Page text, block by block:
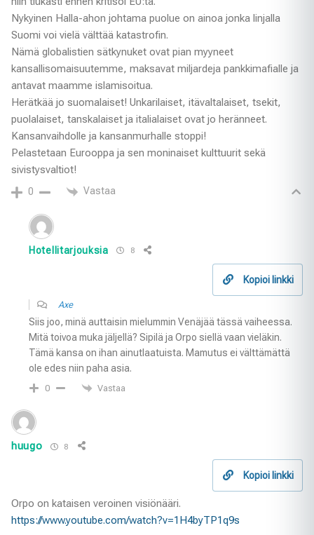
Nykyinen Halla-ahon johtama puolue on ainoa jonka linjalla
Suomi voi vielä välttää katastrofin.
Nämä globalistien sätkynuket ovat pian myyneet
kansallisomaisuutemme, maksavat miljardeja pankkimafialle ja
antavat maamme islamisoitua.
Herätkää jo suomalaiset! Unkarilaiset, itävaltalaiset, tsekit,
puolalaiset, tanskalaiset ja italialaiset ovat jo heränneet.
Kansanvaihdolle ja kansanmurhalle stoppi!
Pelastetaan Eurooppa ja sen moninaiset kulttuurit sekä
sivistysvaltiot!
0 Vastaa
Hotellitarjouksia 8
Kopioi linkki
Axe
Siis joo, minä auttaisin mielummin Venäjää tässä vaiheessa.
Mitä toivoa muka jäljellä? Sipilä ja Orpo siellä vaan vieläkin.
Tämä kansa on ihan ainutlaatuista. Mamutus ei välttämättä
ole edes niin paha asia.
0 Vastaa
huugo 8
Kopioi linkki
Orpo on kataisen veroinen visiönääri.
https://www.youtube.com/watch?v=1H4byTP1q9s